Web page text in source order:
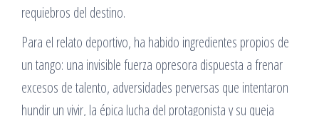
requiebros del destino.
Para el relato deportivo, ha habido ingredientes propios de
un tango: una invisible fuerza opresora dispuesta a frenar
excesos de talento, adversidades perversas que intentaron
hundir un vivir, la épica lucha del protagonista y su queja